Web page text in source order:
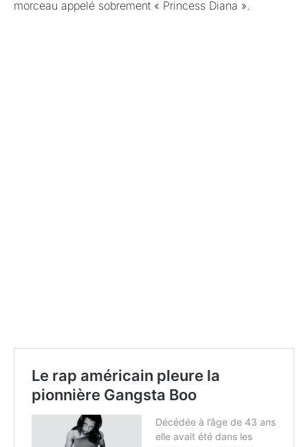
morceau appelé sobrement « Princess Diana ».